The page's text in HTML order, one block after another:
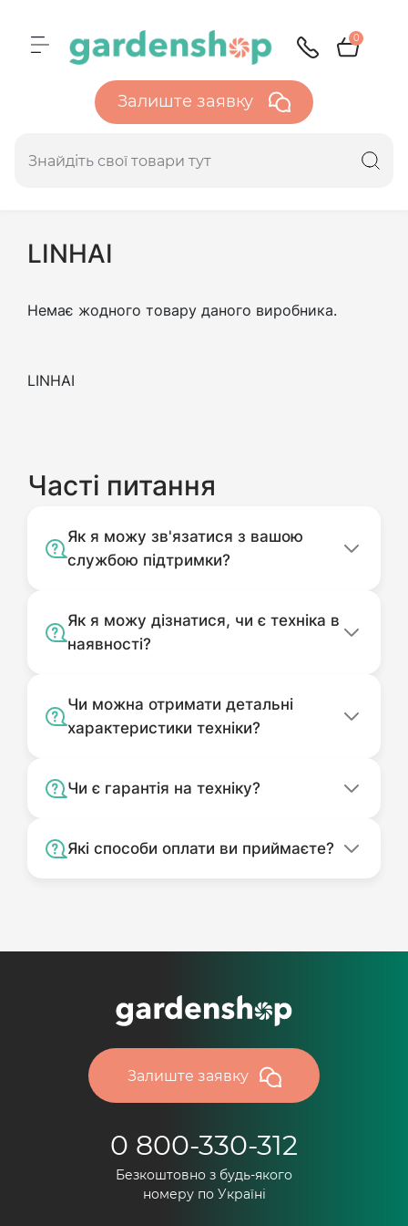
0
Залиште заявку
LINHAI
Немає жодного товару даного виробника.
LINHAI
Часті питання
Як я можу зв'язатися з вашою
службою підтримки?
Як я можу дізнатися, чи є техніка в
наявності?
Чи можна отримати детальні
характеристики техніки?
Чи є гарантія на техніку?
Які способи оплати ви приймаєте?
Залиште заявку
0 800-330-312
Безкоштовно з будь-якого
номеру по Україні